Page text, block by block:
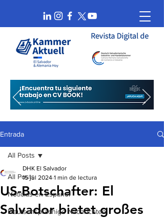
Entrada
All Posts
Noticias en Español
Deutschsprachige Nachrichten
All Posts
US-Botschafter: El
Salvador bietet großes
DHK El Salvador
15 jul 2024 1 min de lectura